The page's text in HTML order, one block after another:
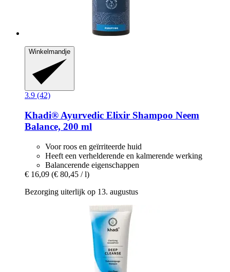
Winkelmandje
3.9 (42)
Khadi® Ayurvedic Elixir Shampoo Neem
Balance, 200 ml
Voor roos en geïrriteerde huid
Heeft een verhelderende en kalmerende werking
Balancerende eigenschappen
€ 16,09 (€ 80,45 / l)
Bezorging uiterlijk op 13. augustus